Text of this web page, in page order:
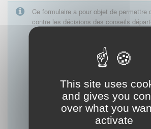
This site uses
and gives you
over what you
activate
Ce formulaire a pour objet de
contre les décisions des conseils
en matière :
D’autorisation de tenue de
D’autorisation d’exercice dans
D'autorisation d'exercice d'une
D’autorisation d’exercice sur un
résidence professionnelle
D'autorisation d'installation après
D'exemption de garde